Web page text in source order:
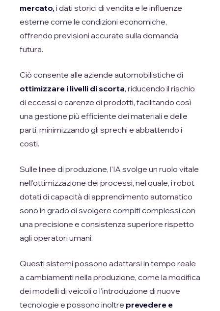
mercato,i dati storici di vendita e le influenze
esterne come le condizioni economiche,
offrendo previsioni accurate sulla domanda
futura.
Ciò consente alle aziende automobilistiche di
ottimizzare i livelli di scorta, riducendo il rischio
di eccessi o carenze di prodotti, facilitando così
una gestione più efficiente dei materiali e delle
parti, minimizzando gli sprechi e abbattendo i
costi.
Sulle linee di produzione, l'IA svolge un ruolo vitale
nell'ottimizzazione dei processi, nel quale, i robot
dotati di capacità di apprendimento automatico
sono in grado di svolgere compiti complessi con
una precisione e consistenza superiore rispetto
agli operatori umani.
Questi sistemi possono adattarsi in tempo reale
a cambiamenti nella produzione, come la modifica
dei modelli di veicoli o l'introduzione di nuove
tecnologie e possono inoltre prevedere e